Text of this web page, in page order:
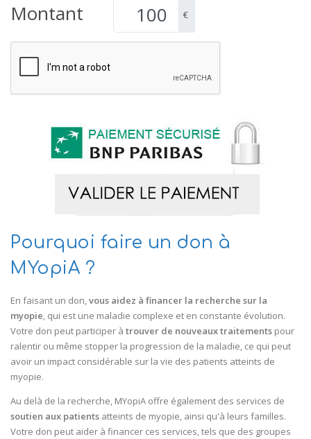
Montant €
Pourquoi faire un don à
MYopiA ?
En faisant un don,vous aidez à financer la recherche sur la
myopie, qui est une maladie complexe et en constante évolution.
Votre don peut participer à trouver de nouveaux traitements pour
ralentir ou même stopper la progression de la maladie, ce qui peut
avoir un impact considérable sur la vie des patients atteints de
myopie.
Au delà de la recherche, MYopiA offre également des services de
soutien aux patients atteints de myopie, ainsi qu'à leurs familles.
Votre don peut aider à financer ces services, tels que des groupes